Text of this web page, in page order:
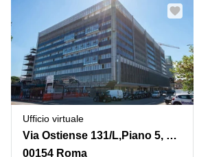
Center
Coworking
Sala
Riunioni
Virtuale
Treviso
Palermo
Bari
Torino
Firenze
Coworking
Bologna
Uffici
in
affitto a
Vicenza
Coworking
Palermo
Uffici
Metti in elenco il tuo ufficio
Prezzo
Accesso
Ufficio virtuale
Via Ostiense 131/L,Piano 5, Corpo C
00154 Roma